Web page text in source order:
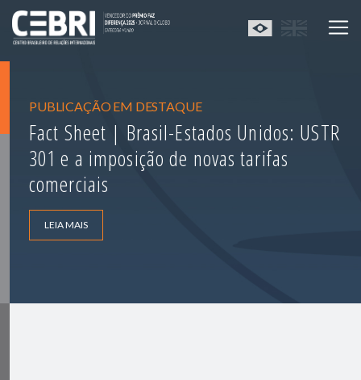
PUBLICAÇÃO EM DESTAQUE
Fact Sheet | Brasil-Estados Unidos: USTR
301 e a imposição de novas tarifas
comerciais
LEIA MAIS